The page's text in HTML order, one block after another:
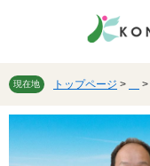
先
で
す。
を
ば
し
て
現在地 トップページ > >